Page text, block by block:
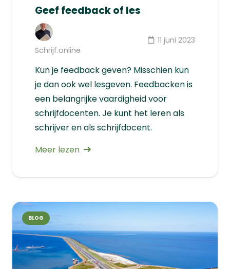
Geef feedback of les
Schrijf.online
11 juni 2023
Kun je feedback geven? Misschien kun
je dan ook wel lesgeven. Feedbacken is
een belangrijke vaardigheid voor
schrijfdocenten. Je kunt het leren als
schrijver en als schrijfdocent.
Meer lezen
BLOG